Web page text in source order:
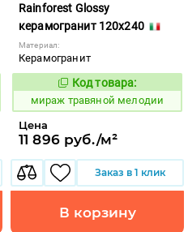
Rainforest Glossy
керамогранит 120x240
Материал:
Керамогранит
997298
Код товара:
мираж травяной мелодии
Цена
11 896 руб./м²
Заказ в 1 клик
В корзину